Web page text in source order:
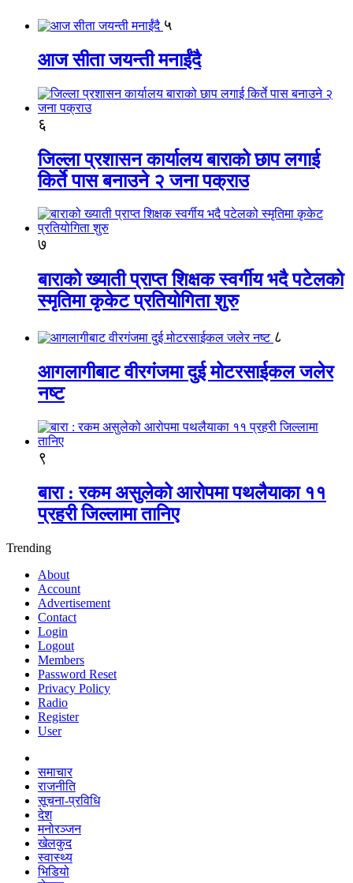
५
आज सीता जयन्ती मनाईंदै
६
जिल्ला प्रशासन कार्यालय बाराको छाप लगाई
किर्ते पास बनाउने २ जना पक्राउ
७
बाराको ख्याती प्राप्त शिक्षक स्वर्गीय भदै पटेलको
स्मृतिमा कृकेट प्रतियोगिता शुरु
८
आगलागीबाट वीरगंजमा दुई मोटरसाईकल जलेर
नष्ट
९
बारा : रकम असुलेको आरोपमा पथलैयाका ११
प्रहरी जिल्लामा तानिए
Trending
About
Account
Advertisement
Contact
Login
Logout
Members
Password Reset
Privacy Policy
Radio
Register
User
समाचार
राजनीति
सूचना-प्रविधि
देश
मनोरञ्जन
खेलकुद
स्वास्थ्य
भिडियो